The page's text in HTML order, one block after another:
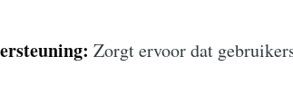
Zorgt ervoor dat